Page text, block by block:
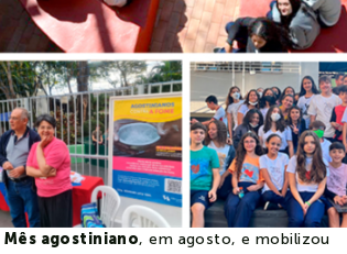
agostiniano, em agosto, e mobilizou